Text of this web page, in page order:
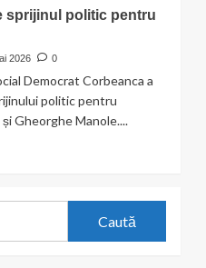
sprijinul politic pentru
2026 0
Democrat Corbeanca a
politic pentru
Gheorghe Manole....